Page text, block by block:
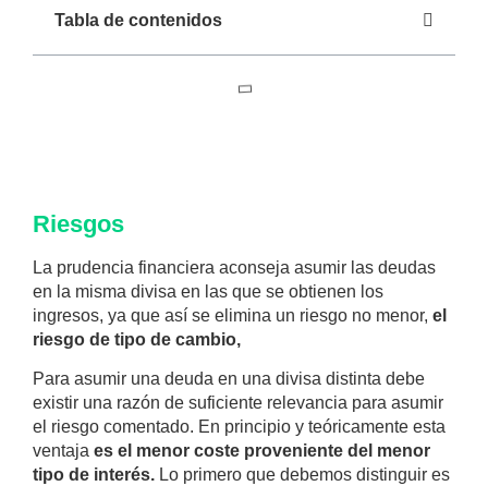
Tabla de contenidos
Riesgos
La prudencia financiera aconseja asumir las deudas
en la misma divisa en las que se obtienen los
ingresos, ya que así se elimina un riesgo no menor, el
riesgo de tipo de cambio,
Para asumir una deuda en una divisa distinta debe
existir una razón de suficiente relevancia para asumir
el riesgo comentado. En principio y teóricamente esta
ventaja es el menor coste proveniente del menor
tipo de interés. Lo primero que debemos distinguir es